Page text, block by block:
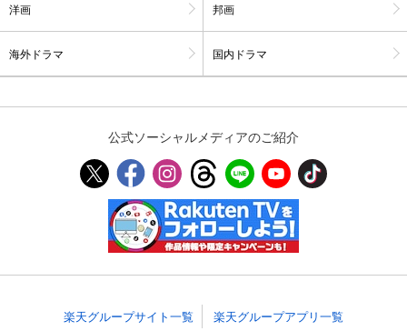
視聴年齢制限の変更時にパスコード入力が
メルマガの配信停止、配信先のメールアド
定額見放題コンテンツの解約はこちらから
可能です。
ログアウト
洋画 邦画
海外ドラマ 国内ドラマ
公式ソーシャルメディアのご紹介
楽天グループサイト一覧 楽天グループアプリ一覧